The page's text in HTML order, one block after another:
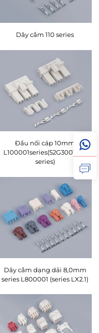
Dây cắm 110 series
Đầu nối cáp 10mm
L100001series(52G3001401
series)
Dây cắm dạng dải 8,0mm
series L800001 (series LX2.1)